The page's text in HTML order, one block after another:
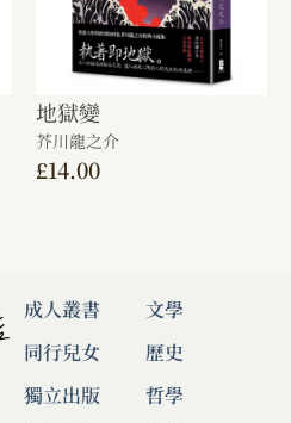
地獄變
芥川龍之介
£14.00
成人叢書
同行兒女
獨立出版
文學
歷史
哲學